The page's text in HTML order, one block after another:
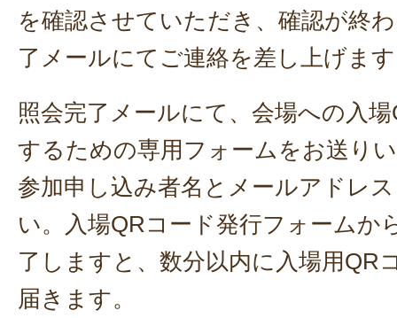
を確認させていただき、確認が終
了メールにてご連絡を差し上げま
照会完了メールにて、会場への入
するための専用フォームをお送り
参加申し込み者名とメールアドレ
い。入場QRコード発行フォームか
了しますと、数分以内に入場用QR
届きます。